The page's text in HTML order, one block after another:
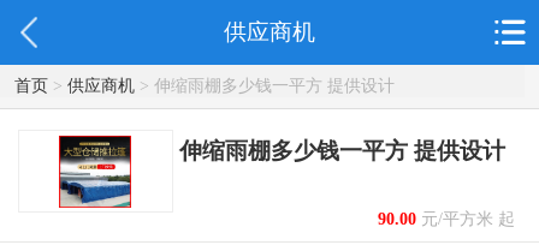
供应商机
首页> 供应商机> 伸缩雨棚多少钱一平方 提供设计
伸缩雨棚多少钱一平方 提供设计
90.00元/平方米 起